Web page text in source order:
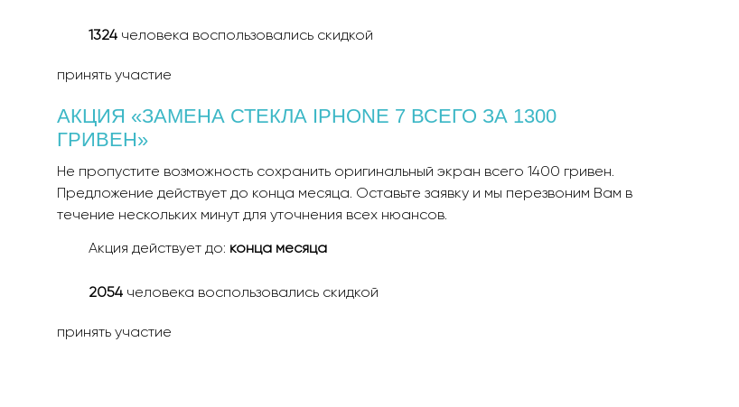
1324 человека воспользовались скидкой
принять участие
АКЦИЯ «ЗАМЕНА СТЕКЛА IPHONE 7 ВСЕГО ЗА 1300
ГРИВЕН»
Не пропустите возможность сохранить оригинальный экран всего 1400 гривен.
Предложение действует до конца месяца. Оставьте заявку и мы перезвоним Вам в
течение нескольких минут для уточнения всех нюансов.
Акция действует до: конца месяца
2054 человека воспользовались скидкой
принять участие